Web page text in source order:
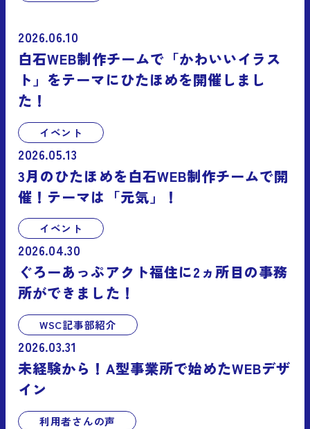
2026.06.10
白石WEB制作チームで「かわいいイラス
ト」をテーマにひたほめを開催しまし
た！
イベント
2026.05.13
3月のひたほめを白石WEB制作チームで開
催！テーマは「元気」！
イベント
2026.04.30
ぐろーあっぷアクト福住に2ヵ所目の事務
所ができました！
WSC記事部紹介
2026.03.31
未経験から！A型事業所で始めたWEBデザ
イン
利用者さんの声